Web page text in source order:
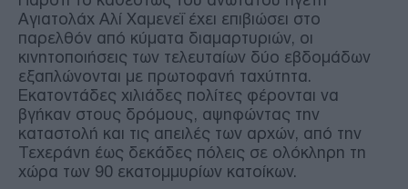
Αγιατολάχ Αλί Χαμενεΐ έχει επιβιώσει στο
παρελθόν από κύματα διαμαρτυριών, οι
κινητοποιήσεις των τελευταίων δύο εβδομάδων
εξαπλώνονται με πρωτοφανή ταχύτητα.
Εκατοντάδες χιλιάδες πολίτες φέρονται να
βγήκαν στους δρόμους, αψηφώντας την
καταστολή και τις απειλές των αρχών, από την
Τεχεράνη έως δεκάδες πόλεις σε ολόκληρη τη
χώρα των 90 εκατομμυρίων κατοίκων.